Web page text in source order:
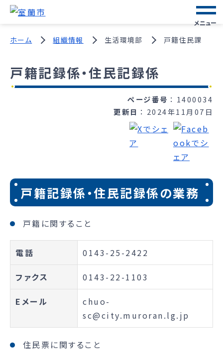
メニュー
ホーム 組織情報 生活環境部 戸籍住民課
戸籍記録係・住民記録係
ページ番号
1400034
更新日
2024年11月07日
戸籍記録係・住民記録係の業務
戸籍に関すること
電話 0143-25-2422
ファクス 0143-22-1103
Eメール
chuo-
sc@city.muroran.lg.jp
住民票に関すること